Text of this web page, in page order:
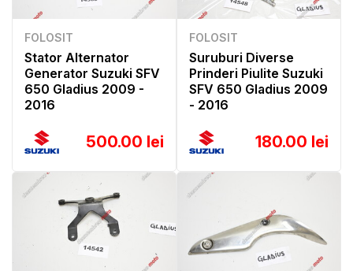
FOLOSIT
Stator Alternator
Generator Suzuki SFV
650 Gladius 2009 -
2016
500.00 lei
FOLOSIT
Suruburi Diverse
Prinderi Piulite Suzuki
SFV 650 Gladius 2009
- 2016
180.00 lei